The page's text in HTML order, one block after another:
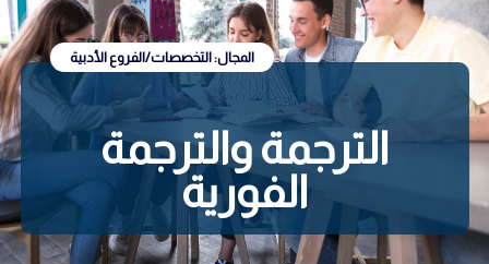
المجال: التخصصات/الفروع الأدبية
الترجمة والترجمة
الفورية